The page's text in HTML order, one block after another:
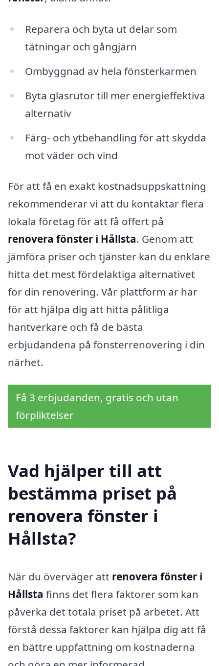
Reparera och byta ut delar som
tätningar och gångjärn
Ombyggnad av hela fönsterkarmen
Byta glasrutor till mer energieffektiva
alternativ
Färg- och ytbehandling för att skydda
mot väder och vind
För att få en exakt kostnadsuppskattning
rekommenderar vi att du kontaktar flera
lokala företag för att få offert på
renovera fönster i Hållsta. Genom att
jämföra priser och tjänster kan du enklare
hitta det mest fördelaktiga alternativet
för din renovering. Vår plattform är här
för att hjälpa dig att hitta pålitliga
hantverkare och få de bästa
erbjudandena på fönsterrenovering i din
närhet.
Få 3 erbjudanden, gratis och utan
förpliktelser
Vad hjälper till att
bestämma priset på
renovera fönster i
Hållsta?
När du överväger att renovera fönster i
Hållsta finns det flera faktorer som kan
påverka det totala priset på arbetet. Att
förstå dessa faktorer kan hjälpa dig att få
en bättre uppfattning om kostnaderna